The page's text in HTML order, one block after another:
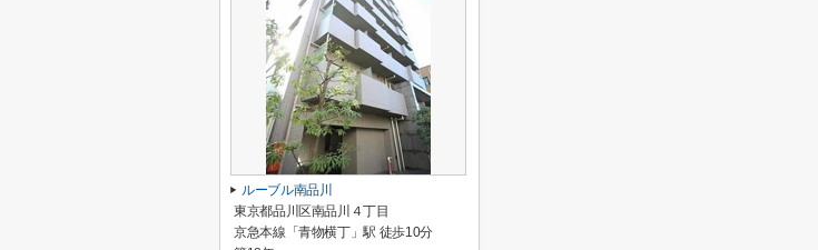
ルーブル南品川
東京都品川区南品川４丁目
京急本線「青物横丁」駅 徒歩10分